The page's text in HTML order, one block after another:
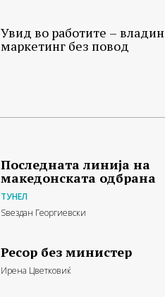
Увид во работите – владин
маркетинг без повод
Последната линија на
македонската одбрана
ТУНЕЛ
Ѕвездан Георгиевски
Ресор без министер
Ирена Цветковиќ